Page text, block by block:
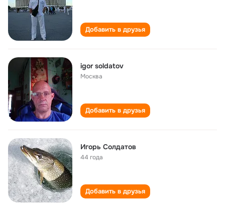
Добавить в друзья
igor soldatov
Москва
Добавить в друзья
Игорь Солдатов
44 года
Добавить в друзья